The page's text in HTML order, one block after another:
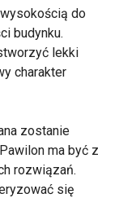
do
budynku.
lekki
charakter
zostanie
ma być z
rozwiązań.
się